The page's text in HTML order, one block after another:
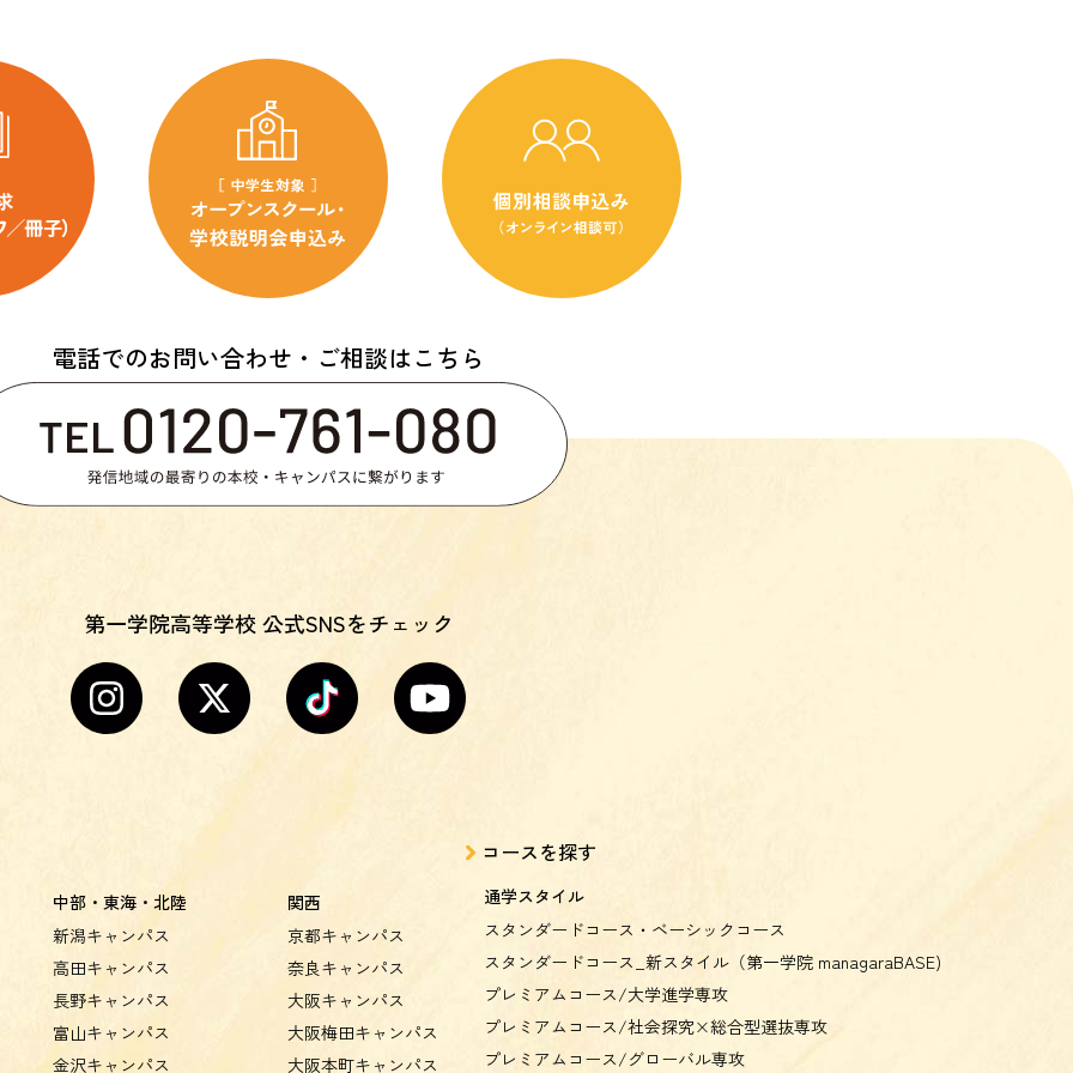
電話でのお問い合わせ・ご相談はこちら
第一学院高等学校 公式SNSをチェック
中部・東海・北陸
新潟キャンパス
高田キャンパス
長野キャンパス
富山キャンパス
金沢キャンパス
関西
京都キャンパス
奈良キャンパス
大阪キャンパス
大阪梅田キャンパス
大阪本町キャンパス
コースを探す
通学スタイル
スタンダードコース・ベーシックコース
スタンダードコース_新スタイル（第一学院 managaraBASE)
プレミアムコース/大学進学専攻
プレミアムコース/社会探究×総合型選抜専攻
プレミアムコース/グローバル専攻